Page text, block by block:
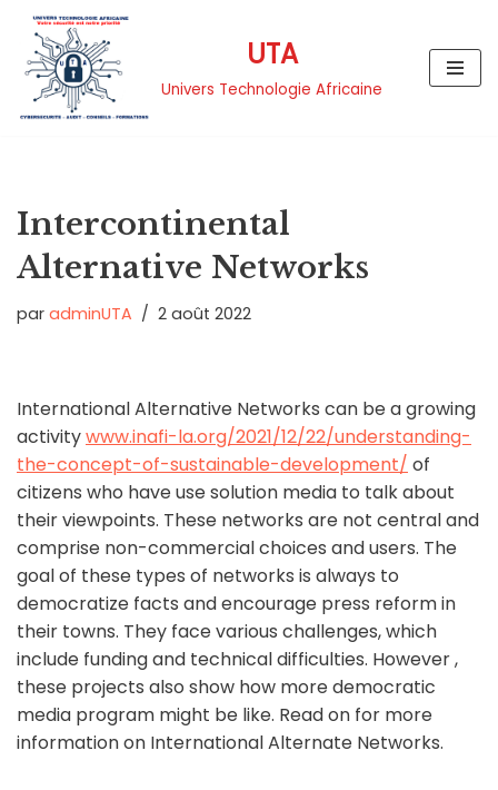
Aller
contenu
UTA
Univers Technologie Africaine
Intercontinental
Alternative Networks
par adminUTA 2 août 2022
International Alternative Networks can be a growing
activitywww.inafi-la.org/2021/12/22/understanding-
the-concept-of-sustainable-development/ of
citizens who have use solution media to talk about
their viewpoints. These networks are not central and
comprise non-commercial choices and users. The
goal of these types of networks is always to
democratize facts and encourage press reform in
their towns. They face various challenges, which
include funding and technical difficulties. However ,
these projects also show how more democratic
media program might be like. Read on for more
information on International Alternate Networks.